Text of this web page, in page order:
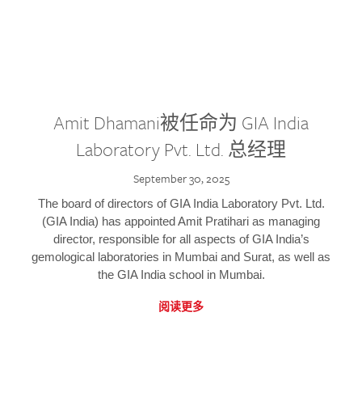
Amit Dhamani被任命为 GIA India
Laboratory Pvt. Ltd. 总经理
September 30, 2025
The board of directors of GIA India Laboratory Pvt. Ltd.
(GIA India) has appointed Amit Pratihari as managing
director, responsible for all aspects of GIA India’s
gemological laboratories in Mumbai and Surat, as well as
the GIA India school in Mumbai.
阅读更多